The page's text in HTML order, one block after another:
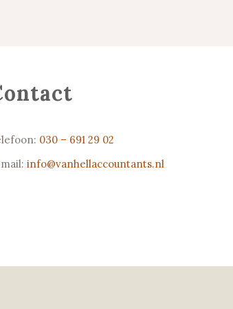
030 – 691 29 02
info@vanhellaccountants.nl